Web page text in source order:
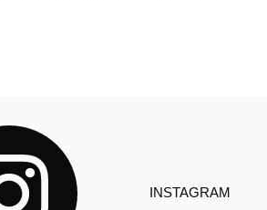
INSTAGRAM